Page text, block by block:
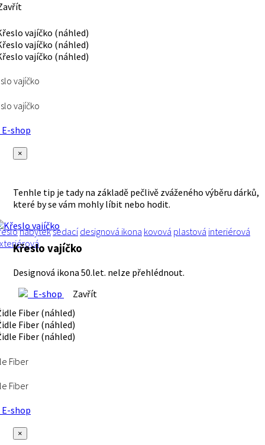
vajíčko
vajíčko
shop
×
Tenhle tip je tady na základě pečlivě zváženého výběru dárků,
které by se vám mohly líbit nebo hodit.
nábyteksedací designová ikona kovová plastová interiérová
Křeslo vajíčko
Designová ikona 50.let. nelze přehlédnout.
E-shop
Zavřít
Fiber
Fiber
shop
×